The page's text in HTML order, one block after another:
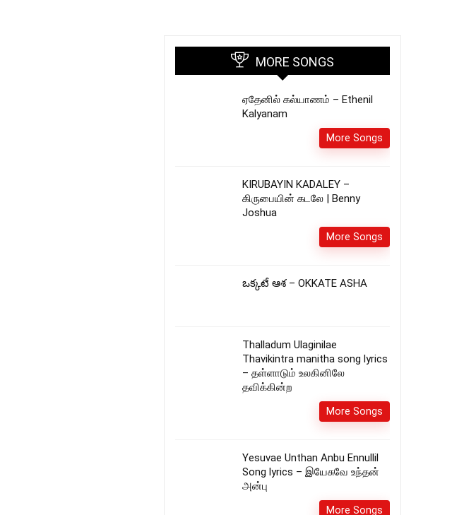
MORE SONGS
ஏதேனில் கல்யாணம் – Ethenil
Kalyanam
More Songs
KIRUBAYIN KADALEY –
கிருபையின் கடலே | Benny
Joshua
More Songs
ఒక్కటే ఆశ – OKKATE ASHA
Thalladum Ulaginilae
Thavikintra manitha song lyrics
– தள்ளாடும் உலகினிலே
தவிக்கின்ற
More Songs
Yesuvae Unthan Anbu Ennullil
Song lyrics – இயேசுவே உந்தன்
அன்பு
More Songs